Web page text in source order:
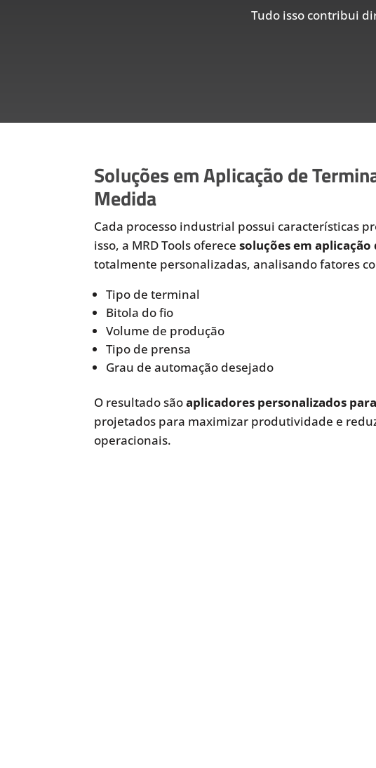
Tudo isso contribui
Soluções em Aplicação de
Medida
Cada processo industrial possui características
isso, a MRD Tools oferecesoluções em
totalmente personalizadas, analisando fatores
Tipo de terminal
Bitola do fio
Volume de produção
Tipo de prensa
Grau de automação desejado
O resultado sãoaplicadores personalizados
projetados para maximizar produtividade e
operacionais.